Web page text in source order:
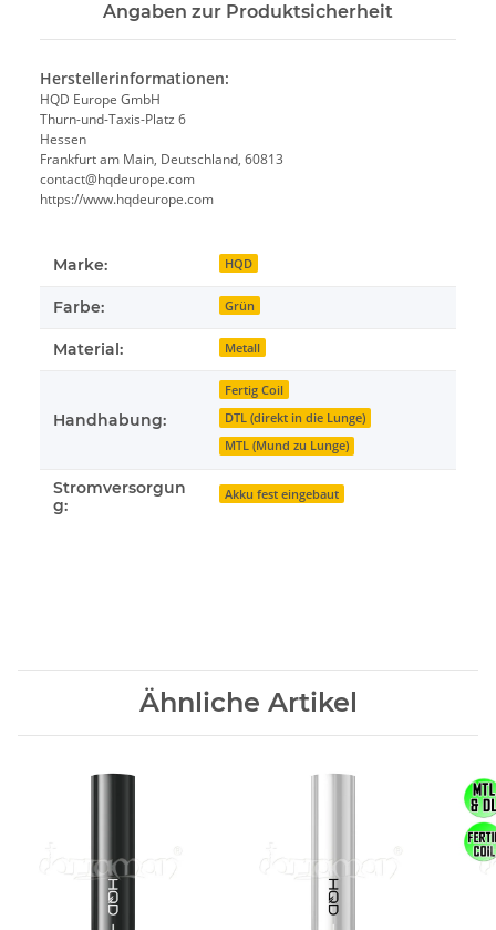
Angaben zur Produktsicherheit
Herstellerinformationen:
HQD Europe GmbH
Thurn-und-Taxis-Platz 6
Hessen
Frankfurt am Main, Deutschland, 60813
contact@hqdeurope.com
https://www.hqdeurope.com
Marke: HQD
Farbe: Grün
Material: Metall
Handhabung:
Fertig Coil
DTL (direkt in die Lunge)
MTL (Mund zu Lunge)
Stromversorgun
g:
Akku fest eingebaut
Ähnliche Artikel